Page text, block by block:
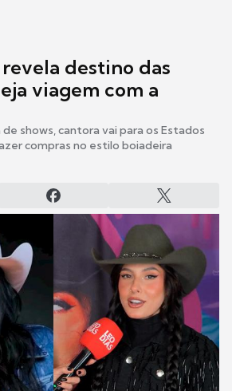
destino das
viagem com a
shows, cantora vai para os Estados
compras no estilo boiadeira